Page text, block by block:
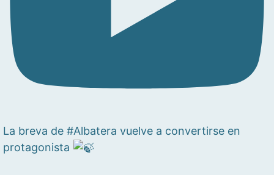
La breva de #Albatera vuelve a convertirse en
protagonista